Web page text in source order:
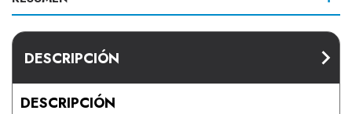
DESCRIPCIÓN
DESCRIPCIÓN